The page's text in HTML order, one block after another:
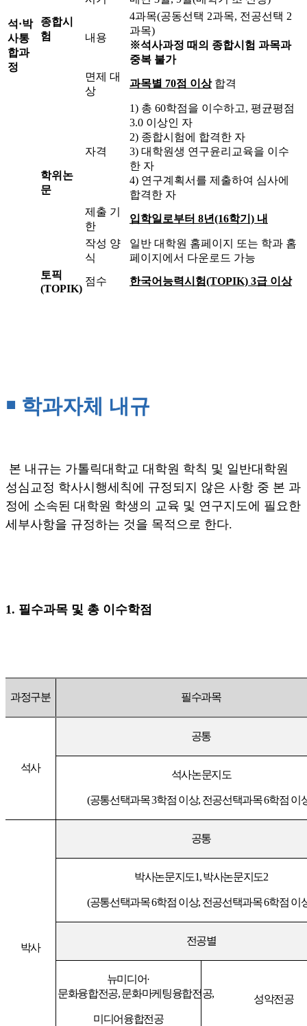
석·박
사통
합과
정
종합시
험
내용
4과목(공동선택 2과목, 전공선택 2
과목)
※석사과정 때의 종합시험 과목과
중복 불가
면제 대
상
과목별 70점 이상합격
학위논
문
자격
1) 총 60학점을 이수하고, 평균평점
3.0 이상인 자
2) 종합시험에 합격한 자
3) 대학원생 연구윤리교육을 이수
한 자
4) 연구계획서를 제출하여 심사에
합격한 자
제출 기
한
입학일로부터 8년(16학기) 내
작성 양
식
일반 대학원 홈페이지 또는 학과 홈
페이지에서 다운로드 가능
토픽
(TOPIK)
점수 한국어능력시험(TOPIK) 3급 이상
￭ 학과자체 내규
본 내규는 가톨릭대학교 대학원 학칙 및 일반대학원
성심교정 학사시행세칙에 규정되지 않은 사항 중 본 과
정에 소속된 대학원 학생의 교육 및 연구지도에 필요한
세부사항을 규정하는 것을 목적으로 한다.
1. 필수과목 및 총 이수학점
과정구분 필수과목
석사
공통
석사논문지도
(공통선택과목 3학점 이상, 전공선택과목 6학점 이
박사
공통
박사논문지도1, 박사논문지도2
(공통선택과목 6학점 이상, 전공선택과목 6학점 이
전공별
뉴미디어·
문화융합전공, 문화마케팅융합전공,
미디어융합전공
성악전공